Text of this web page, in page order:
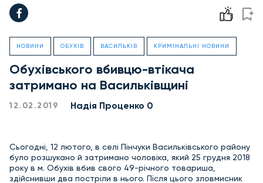
НОВИНИ ОБУХІВ ВАСИЛЬКІВ КРИМІНАЛЬНІ НОВИНИ
Обухівського вбивцю-втікача
затримано на Васильківщині
12.02.2019 Надiя Проценко 0
Сьогодні, 12 лютого, в селі Пінчуки Васильківського району
було розшукано й затримано чоловіка, який 25 грудня 2018
року в м. Обухів вбив свого 49-річного товариша,
здійснивши два постріли в нього. Після цього зловмисник